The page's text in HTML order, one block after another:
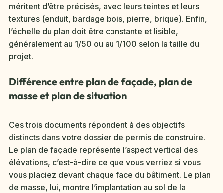
méritent d’être précisés, avec leurs teintes et leurs
textures (enduit, bardage bois, pierre, brique). Enfin,
l’échelle du plan doit être constante et lisible,
généralement au 1/50 ou au 1/100 selon la taille du
projet.
Différence entre plan de façade, plan de
masse et plan de situation
Ces trois documents répondent à des objectifs
distincts dans votre dossier de permis de construire.
Le plan de façade représente l’aspect vertical des
élévations, c’est-à-dire ce que vous verriez si vous
vous placiez devant chaque face du bâtiment. Le plan
de masse, lui, montre l’implantation au sol de la